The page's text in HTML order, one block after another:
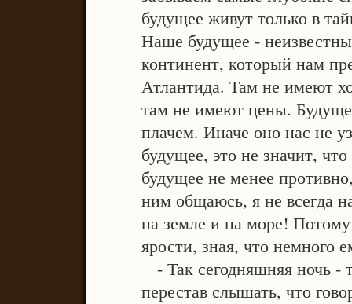
будущее живут только в
Наше будущее -
континент, который нам
Атлантида. Там не имеют
там не имеют цены.
плачем. Иначе оно нас не
будущее, это не значит,
будущее не менее
ним общаюсь, я не всегда
на земле и на море!
ярости, зная, что немного
- Так сегодняшняя ночь -
перестав слышать, что